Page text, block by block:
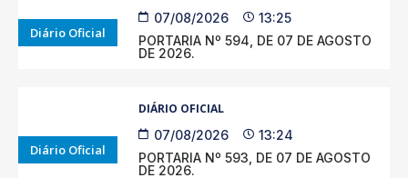
Diário Oficial
07/08/2026
13:25
PORTARIA Nº 594, DE 07 DE AGOSTO
DE 2026.
Diário Oficial
DIÁRIO OFICIAL
07/08/2026
13:24
PORTARIA Nº 593, DE 07 DE AGOSTO
DE 2026.